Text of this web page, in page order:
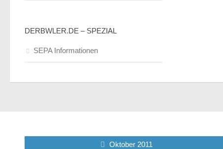
DERBWLER.DE – SPEZIAL
SEPA Informationen
Oktober 2011